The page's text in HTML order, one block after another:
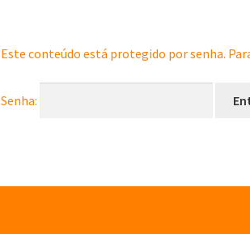
Este conteúdo está protegido por senha.
Senha: